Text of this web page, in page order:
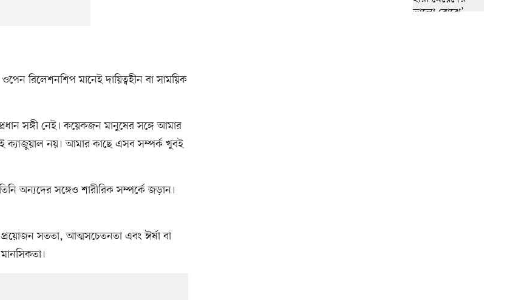
ওপেন রিলেশনশিপ মানেই দায়িত্বহীন বা সাময়িক
সঙ্গী নেই। কয়েকজন মানুষের সঙ্গে আমার
ক্যাজুয়াল নয়। আমার কাছে এসব সম্পর্ক খুবই
অন্যদের সঙ্গেও শারীরিক সম্পর্কে জড়ান।
সততা, আত্মসচেতনতা এবং ঈর্ষা বা